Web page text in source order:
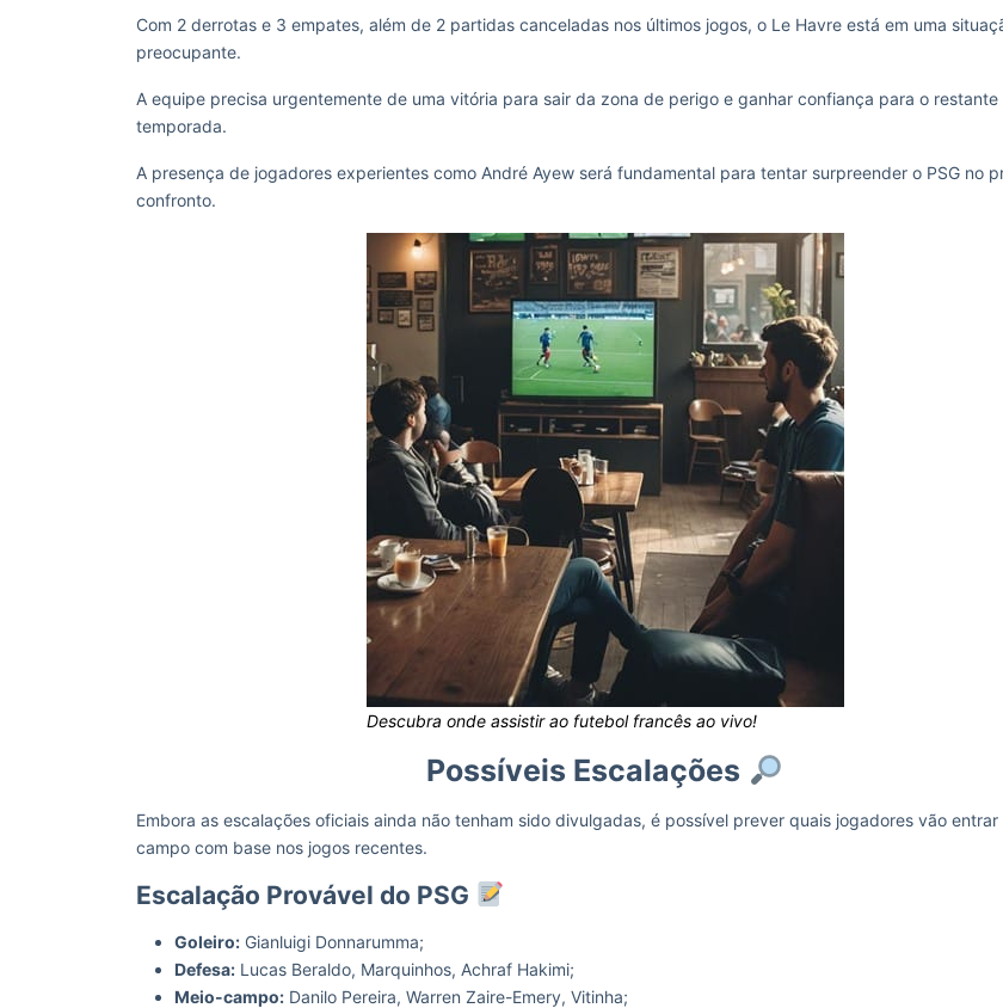
Com 2 derrotas e 3 empates, além de 2 partidas canceladas nos últimos jogos, o Le Havre está em uma
preocupante.
A equipe precisa urgentemente de uma vitória para sair da zona de perigo e ganhar confiança para o restante
temporada.
A presença de jogadores experientes como André Ayew será fundamental para tentar surpreender o PSG no
confronto.
Descubra onde assistir ao futebol francês ao vivo!
Possíveis Escalações
Embora as escalações oficiais ainda não tenham sido divulgadas, é possível prever quais jogadores vão entrar
campo com base nos jogos recentes.
Escalação Provável do PSG
Goleiro: Gianluigi Donnarumma;
Defesa: Lucas Beraldo, Marquinhos, Achraf Hakimi;
Meio-campo: Danilo Pereira, Warren Zaire-Emery, Vitinha;